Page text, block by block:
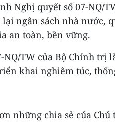
Nghị quyết số 07-NQ/
lại ngân sách nhà nước,
an toàn, bền vững.
NQ/TW của Bộ Chính trị
khai nghiêm túc,
những chia sẻ của